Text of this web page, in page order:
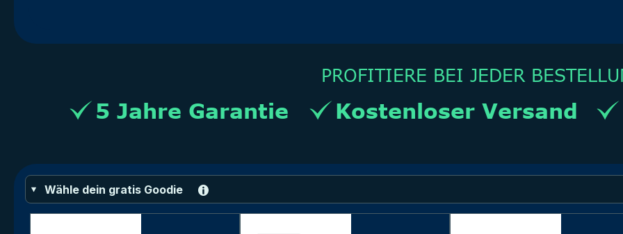
Wähle dein gratis Goodie